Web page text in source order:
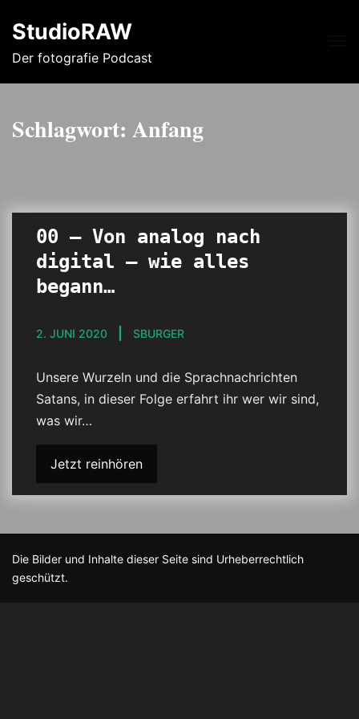
StudioRAW
Der fotografie Podcast
Schlagwort: Anfang
00 – Von analog nach
digital – wie alles
begann…
2. JUNI 2020 SBURGER
Unsere Wurzeln und die Sprachnachrichten
Satans, in dieser Folge erfahrt ihr wer wir sind,
was wir…
Jetzt reinhören
Die Bilder und Inhalte dieser Seite sind Urheberrechtlich
geschützt.